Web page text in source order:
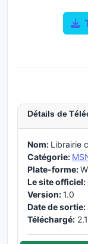
Détails de
Nom: Librairie
Catégorie:
Plate-forme:
Le site officiel:
Version:1.0
Date de sortie:
Téléchargé: